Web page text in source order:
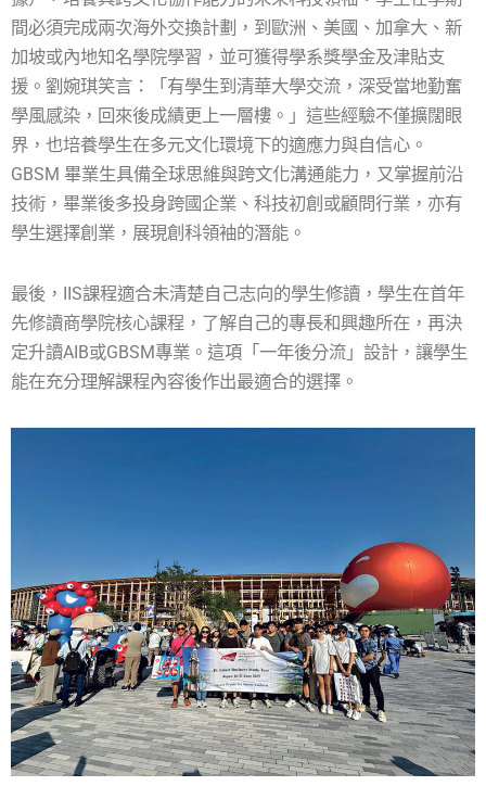
間必須完成兩次海外交換計劃，到歐洲、美國、加拿大、新
加坡或內地知名學院學習，並可獲得學系獎學金及津貼支
援。劉婉琪笑言：「有學生到清華大學交流，深受當地勤奮
學風感染，回來後成績更上一層樓。」這些經驗不僅擴闊眼
界，也培養學生在多元文化環境下的適應力與自信心。
GBSM 畢業生具備全球思維與跨文化溝通能力，又掌握前沿
技術，畢業後多投身跨國企業、科技初創或顧問行業，亦有
學生選擇創業，展現創科領袖的潛能。
最後，IIS課程適合未清楚自己志向的學生修讀，學生在首年
先修讀商學院核心課程，了解自己的專長和興趣所在，再決
定升讀AIB或GBSM專業。這項「一年後分流」設計，讓學生
能在充分理解課程內容後作出最適合的選擇。